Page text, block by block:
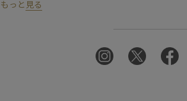
もっと 見る